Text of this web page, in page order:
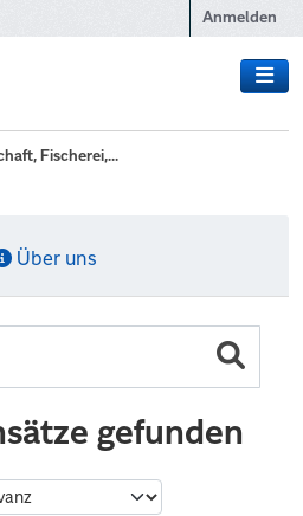
Anmelden
Fischerei,...
Über uns
gefunden